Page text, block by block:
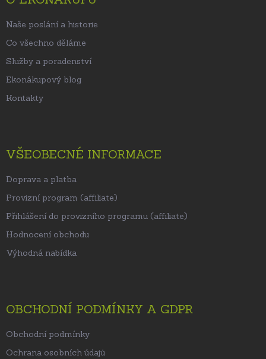
Naše poslání a historie
Co všechno děláme
Služby a poradenství
Ekonákupový blog
Kontakty
VŠEOBECNÉ INFORMACE
Doprava a platba
Provizní program (affiliate)
Přihlášení do provizního programu (affiliate)
Hodnocení obchodu
Výhodná nabídka
OBCHODNÍ PODMÍNKY A GDPR
Obchodní podmínky
Ochrana osobních údajů